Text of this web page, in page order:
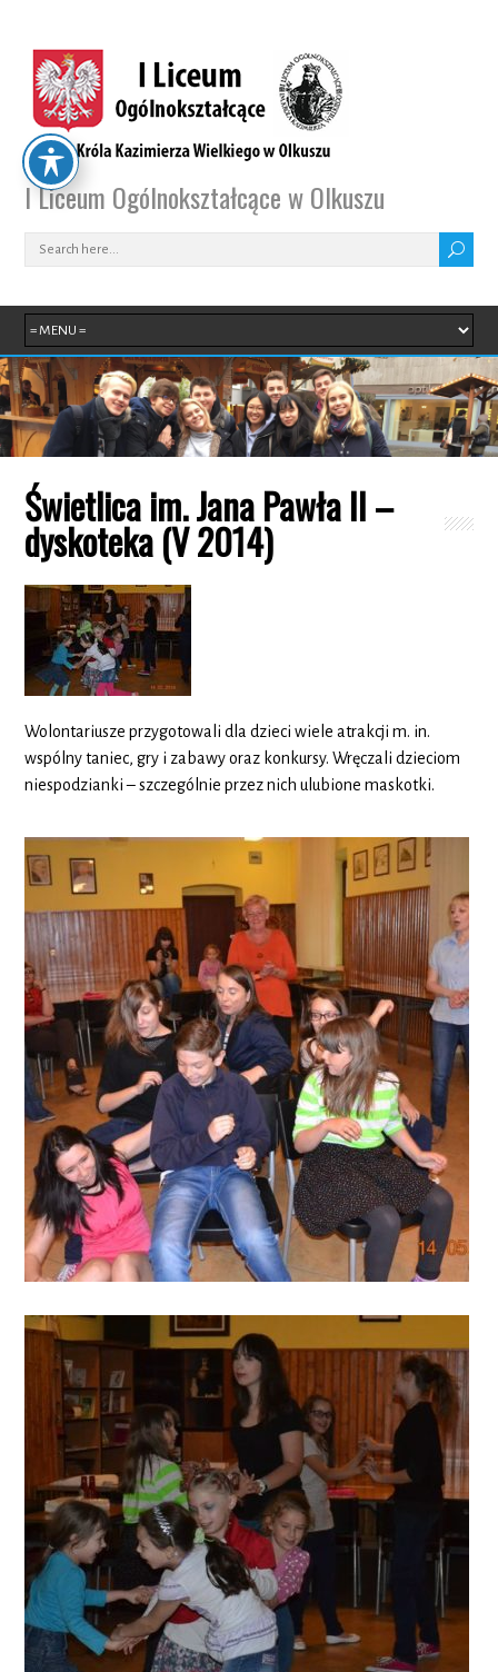
I Liceum Ogólnokształcące w Olkuszu
Świetlica im. Jana Pawła II –
dyskoteka (V 2014)
Wolontariusze przygotowali dla dzieci wiele atrakcji m. in.
wspólny taniec, gry i zabawy oraz konkursy. Wręczali dzieciom
niespodzianki – szczególnie przez nich ulubione maskotki.